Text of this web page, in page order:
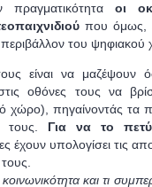
πραγματικότητα οι
που όμως,
του ψηφιακού
είναι να
οθόνες τους να
χώρο), πηγαίνοντάς
τους. Για να το
έχουν υπολογίσει τις
κοινωνικότητα και τι